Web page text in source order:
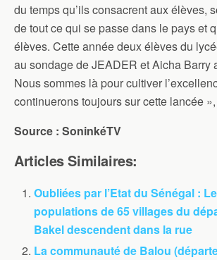
du temps qu’ils consacrent aux élèves,
de tout ce qui se passe dans le pays et
élèves. Cette année deux élèves du
au sondage de JEADER et Aicha Barry
Nous sommes là pour cultiver
continuerons toujours sur cette lancée
Source : SoninkéTV
Articles Similaires:
Oubliées par l’Etat du Sénégal :
populations de 65 villages du
Bakel descendent dans la rue
La communauté de Balou